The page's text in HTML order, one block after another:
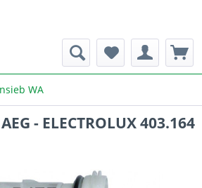
WA
- ELECTROLUX 403.164